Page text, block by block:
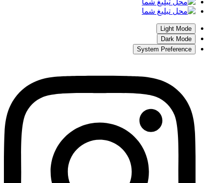
Light Mode
Dark Mode
System Preference